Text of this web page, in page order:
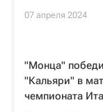
07 апреля 2024
"Монца"
"Кальяри" в
чемпионата